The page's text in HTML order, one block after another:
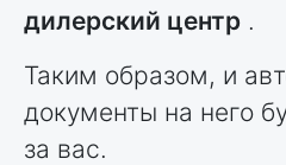
дилерский центр .
Таким образом, и
документы на него
за вас.